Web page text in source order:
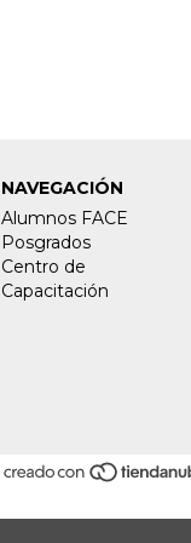
NAVEGACIÓN
Alumnos FACE
Posgrados
Centro de
Capacitación